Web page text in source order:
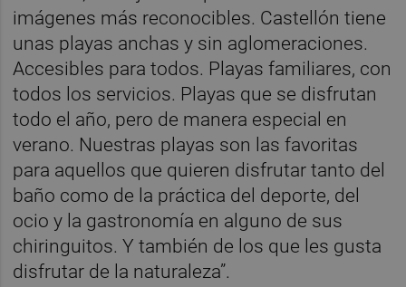
imágenes más reconocibles. Castellón tiene
unas playas anchas y sin aglomeraciones.
Accesibles para todos. Playas familiares, con
todos los servicios. Playas que se disfrutan
todo el año, pero de manera especial en
verano. Nuestras playas son las favoritas
para aquellos que quieren disfrutar tanto del
baño como de la práctica del deporte, del
ocio y la gastronomía en alguno de sus
chiringuitos. Y también de los que les gusta
disfrutar de la naturaleza”.